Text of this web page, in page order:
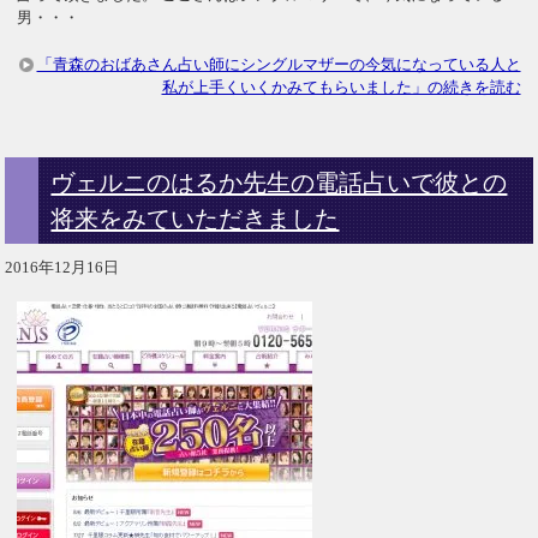
男・・・
「青森のおばあさん占い師にシングルマザーの今気になっている人と
私が上手くいくかみてもらいました」の続きを読む
ヴェルニのはるか先生の電話占いで彼との
将来をみていただきました
2016年12月16日